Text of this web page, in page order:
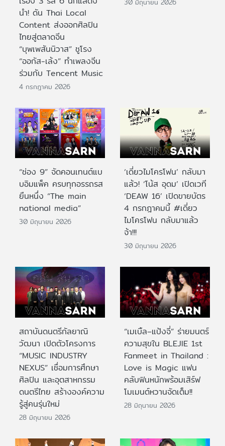
นำ! ดัน Thai Local
Content ส่งออกศิลปิน
ไทยสู่ตลาดจีน
“บุพเพสันนิวาส” ชูโรง
“ออกัส-เล้ง” ทำเพลงจีน
ร่วมกับ Tencent Music
4 กรกฎาคม 2026
“ช่อง 9” จัดคอนเทนต์แบ
บอิมแพ็ค ครบทุกอรรถรส
ยืนหนึ่ง “The main
national media”
30 มิถุนายน 2026
‘เดี่ยวไมโครโฟน’ กลับมา
แล้ว! ‘โน้ส อุดม’ เปิดเวที
‘DEAW 16’ เปิดขายบัตร
4 กรกฎาคมนี้ #เดี่ยว
ไมโครโฟน กลับมาแล้ว
จ้า!!!
30 มิถุนายน 2026
สถาบันดนตรีกัลยาณิ
วัฒนา เปิดตัวโครงการ
“MUSIC INDUSTRY
NEXUS” เชื่อมการศึกษา
ศิลปิน และอุตสาหกรรม
ดนตรีไทย สร้างองค์ความ
รู้สู่คนรุ่นใหม่
28 มิถุนายน 2026
“เมเบิ้ล–แป้งจี่” ร่ายมนตร์
ความสุขใน BLEJIE 1st
Fanmeet in Thailand :
Love is Magic แฟน
คลับฟินหนักพร้อมเสิร์ฟ
โมเมนต์หวานจัดเต็ม!!
28 มิถุนายน 2026